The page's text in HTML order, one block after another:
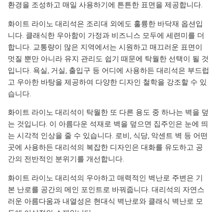
환경을 조성하고 매일 사용하기에 튼튼한 표면을 제공합니다.
화이트 라이노 대리석은 조리대 외에도 훌륭한 바닥재 옵션입
니다. 클래식한 우아함이 가정과 비즈니스 모두에 세련미를 더
합니다. 교통량이 많은 지역에서는 시원하고 매끄러운 표면이
멋질 뿐만 아니라 유지 관리도 쉽기 때문에 탁월한 선택이 될 것
입니다. 욕실, 거실, 출입구 등 어디에 사용하든 대리석은 부드럽
고 우아한 바탕을 제공하여 다양한 디자인 철학을 강조할 수 있
습니다.
화이트 라이노 대리석이 탁월한 또 다른 용도 중 하나는 벽을 덮
는 것입니다. 이 아름다운 석재로 벽을 덮으면 집주인은 눈에 띄
는 시각적 인상을 줄 수 있습니다. 로비, 식당, 악센트 벽 등 어떤
곳에 사용하든 대리석의 복잡한 디자인은 대화를 유도하고 공
간의 전반적인 분위기를 개선합니다.
화이트 라이노 대리석의 우아하고 매력적인 벽난로 주변은 기
본 난로를 공간의 메인 포인트로 바꿔줍니다. 대리석의 자연스
러운 아름다움과 내열성은 현대식 벽난로와 클래식 벽난로 모